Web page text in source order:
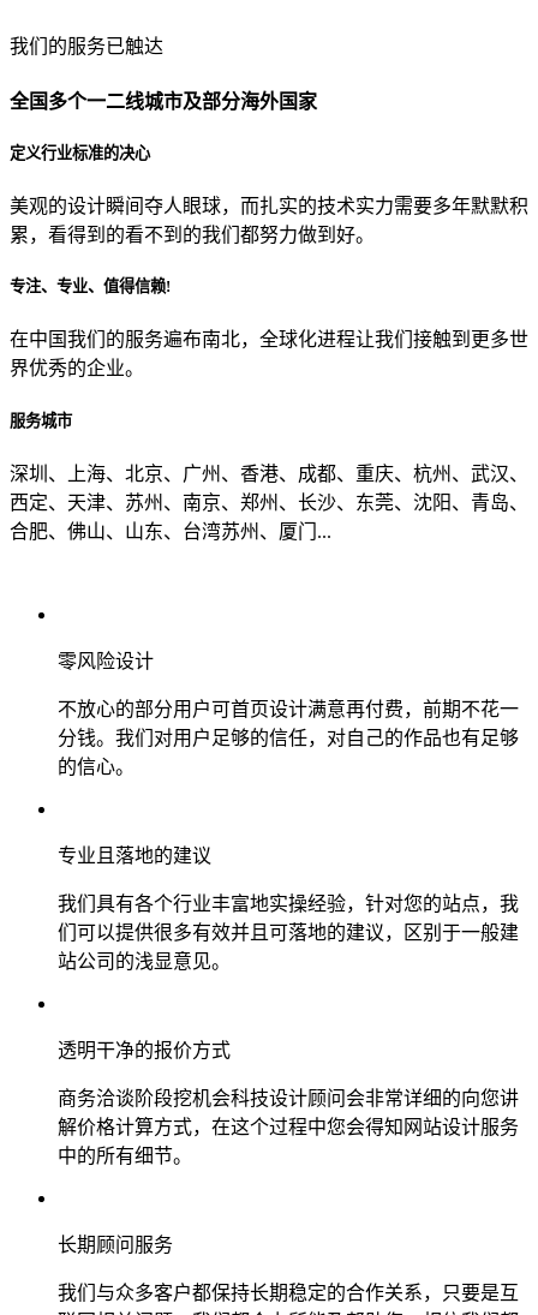
贵公司预算范围是？
贵公司的团队规模是？
目前主要的营销渠道是？
我们的服务已触达
全国多个一二线城市及部分海外国家
定义行业标准的决心
美观的设计瞬间夺人眼球，而扎实的技术实力需要多年默默积
累，看得到的看不到的我们都努力做到好。
专注、专业、值得信赖!
在中国我们的服务遍布南北，全球化进程让我们接触到更多世
界优秀的企业。
服务城市
深圳、上海、北京、广州、香港、成都、重庆、杭州、武汉、
西定、天津、苏州、南京、郑州、长沙、东莞、沈阳、青岛、
合肥、佛山、山东、台湾苏州、厦门...
零风险设计
不放心的部分用户可首页设计满意再付费，前期不花一
分钱。我们对用户足够的信任，对自己的作品也有足够
的信心。
专业且落地的建议
我们具有各个行业丰富地实操经验，针对您的站点，我
们可以提供很多有效并且可落地的建议，区别于一般建
站公司的浅显意见。
透明干净的报价方式
商务洽谈阶段挖机会科技设计顾问会非常详细的向您讲
解价格计算方式，在这个过程中您会得知网站设计服务
中的所有细节。
长期顾问服务
我们与众多客户都保持长期稳定的合作关系，只要是互